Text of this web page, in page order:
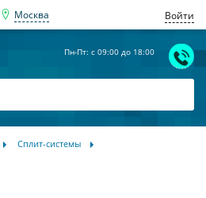
Москва Войти
Пн-Пт: с 09:00 до 18:00
Сплит-системы